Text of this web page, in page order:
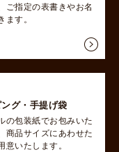
ご指定の表書きやお名
ます。
グ・手提げ袋
の包装紙でお包みいた
商品サイズにあわせた
意いたします。